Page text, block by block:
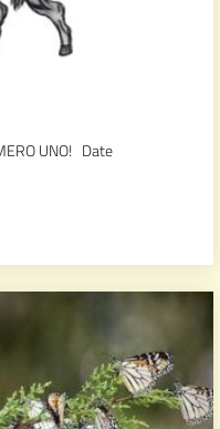
UNO! Date